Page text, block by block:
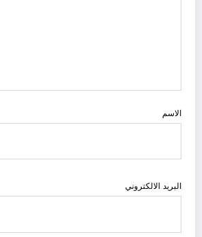
الاسم
البريد الالكتروني